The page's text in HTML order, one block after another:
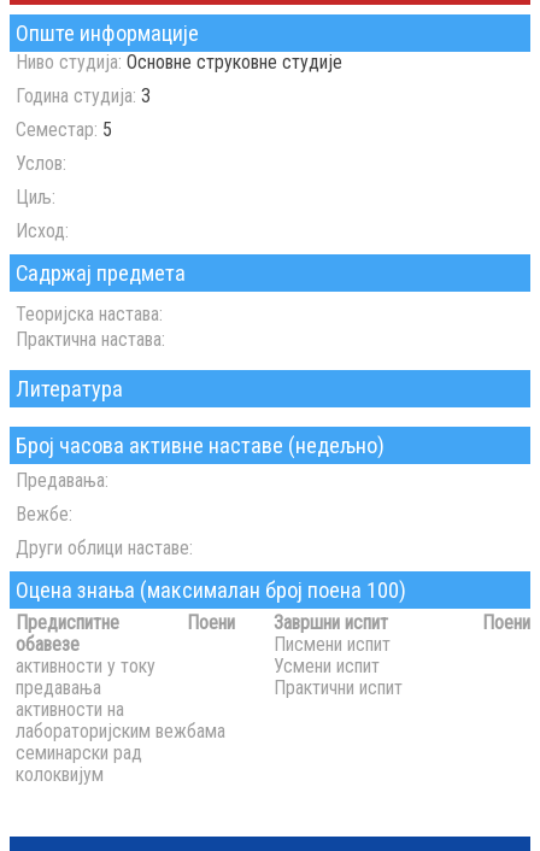
Опште информације
Ниво студија: Основне струковне студије
Година студија: 3
Семестар: 5
Услов:
Циљ:
Исход:
Садржај предмета
Теоријска настава:
Практична настава:
Литература
Број часова активне наставе (недељно)
Предавања:
Вежбе:
Други облици наставе:
Оцена знања (максималан број поена 100)
Предиспитне
обавезе
Поени
активности у току
предавања
активности на
лабораторијским вежбама
семинарски рад
колоквијум
Завршни испит
Поени
Писмени испит
Усмени испит
Практични испит